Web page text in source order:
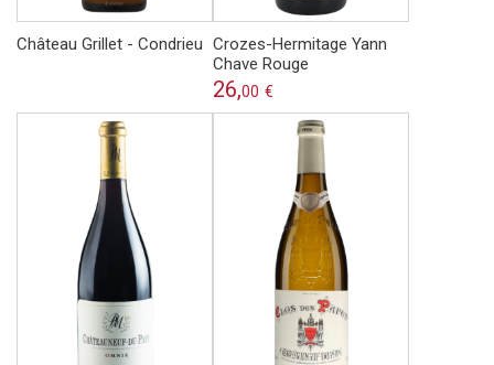
Château Grillet - Condrieu Crozes-Hermitage Yann
Chave Rouge
26,00 €